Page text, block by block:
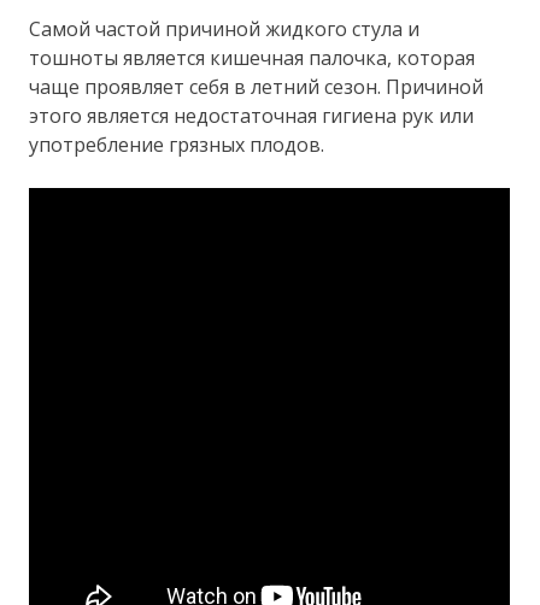
Самой частой причиной жидкого стула и
тошноты является кишечная палочка, которая
чаще проявляет себя в летний сезон. Причиной
этого является недостаточная гигиена рук или
употребление грязных плодов.